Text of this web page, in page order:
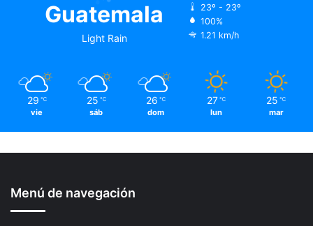
Guatemala
Light Rain
23º - 23º
100%
1.21 km/h
29 ℃
vie
25 ℃
sáb
26 ℃
dom
27 ℃
lun
25 ℃
mar
Menú de navegación